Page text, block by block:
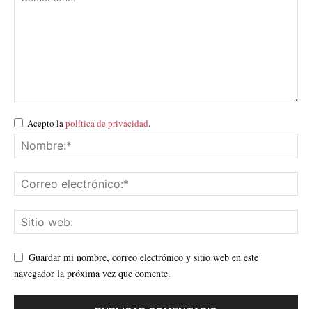
Acepto lapolítica de privacidad.
Guardar mi nombre, correo electrónico y sitio web en este
navegador la próxima vez que comente.